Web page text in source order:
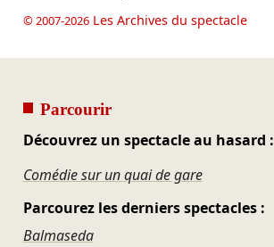
© 2007-2026Les Archives du spectacle
Parcourir
Découvrez un spectacle au hasard :
Comédie sur un quai de gare
Parcourez les derniers spectacles :
Balmaseda